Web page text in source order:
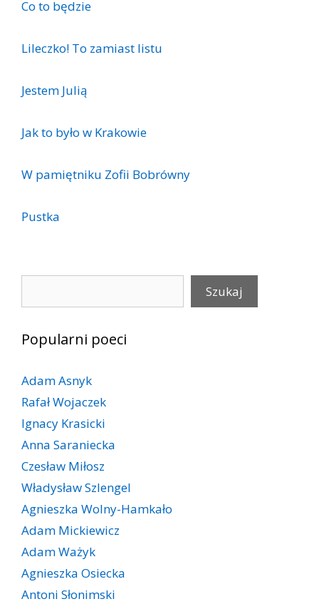
Co to będzie
Lileczko! To zamiast listu
Jestem Julią
Jak to było w Krakowie
W pamiętniku Zofii Bobrówny
Pustka
Szukaj
Popularni poeci
Adam Asnyk
Rafał Wojaczek
Ignacy Krasicki
Anna Saraniecka
Czesław Miłosz
Władysław Szlengel
Agnieszka Wolny-Hamkało
Adam Mickiewicz
Adam Ważyk
Agnieszka Osiecka
Antoni Słonimski